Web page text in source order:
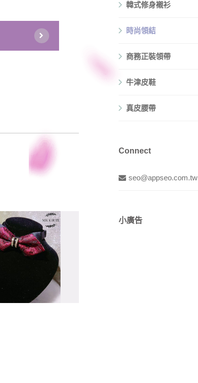
韓式修身襯衫
時尚領結
商務正裝領帶
牛津皮鞋
真皮腰帶
Connect
seo@appseo.com.tw
小廣告